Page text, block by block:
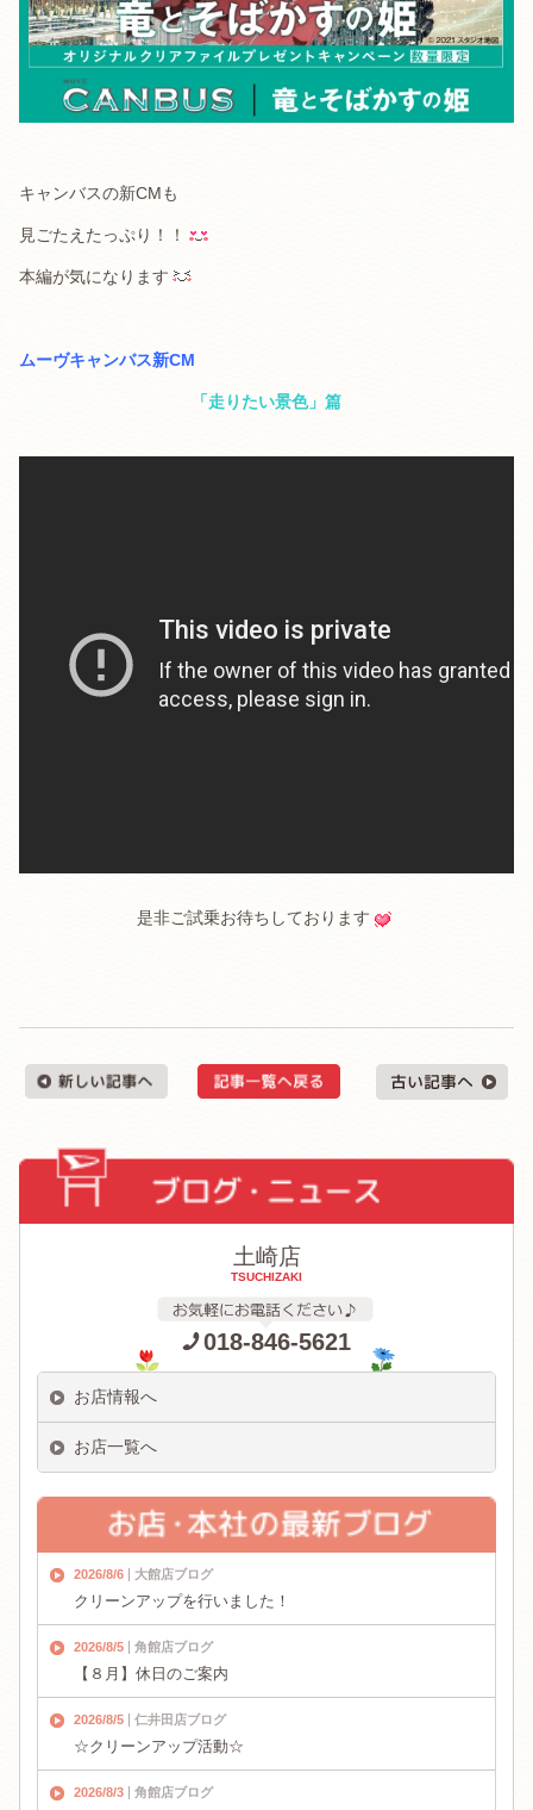
キャンバスの新CMも
見ごたえたっぷり！！
本編が気になります
ムーヴキャンバス新CM
「走りたい景色」篇
是非ご試乗お待ちしております
土崎店
TSUCHIZAKI
018-846-5621
お店情報へ
お店一覧へ
2026/8/6 大館店ブログ
クリーンアップを行いました！
2026/8/5 角館店ブログ
【８月】休日のご案内
2026/8/5 仁井田店ブログ
☆クリーンアップ活動☆
2026/8/3 角館店ブログ